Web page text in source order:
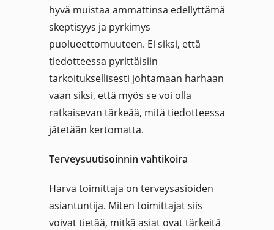
hyvä muistaa ammattinsa edellyttämä
skeptisyys ja pyrkimys
puolueettomuuteen. Ei siksi, että
tiedotteessa pyrittäisiin
tarkoituksellisesti johtamaan harhaan
vaan siksi, että myös se voi olla
ratkaisevan tärkeää, mitä tiedotteessa
jätetään kertomatta.
Terveysuutisoinnin vahtikoira
Harva toimittaja on terveysasioiden
asiantuntija. Miten toimittajat siis
voivat tietää, mitkä asiat ovat tärkeitä